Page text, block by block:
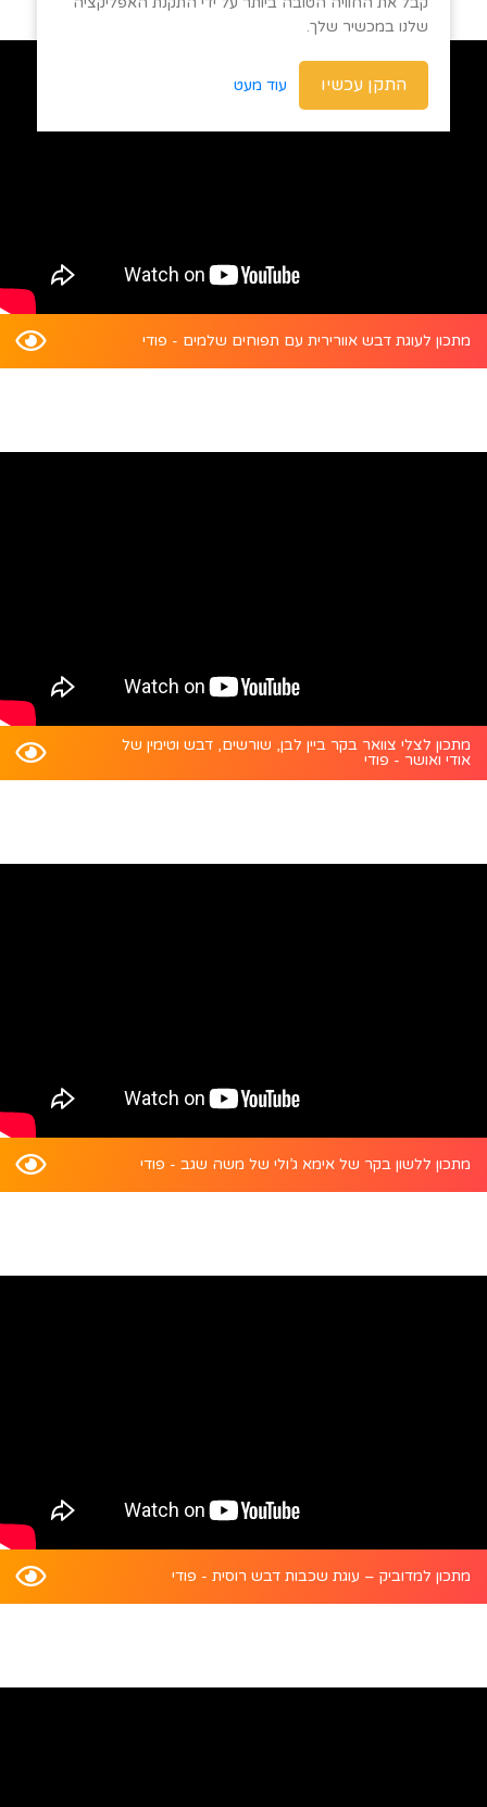
מתכון לעוגת דבש אוורירית עם תפוחים שלמים - פודי
מתכון לצלי צוואר בקר ביין לבן, שורשים, דבש וטימין של
אודי ואושר - פודי
מתכון ללשון בקר של אימא ג’ולי של משה שגב - פודי
מתכון למדוביק – עוגת שכבות דבש רוסית - פודי
שלנו במכשיר שלך.
התקן עכשיו עוד מעט